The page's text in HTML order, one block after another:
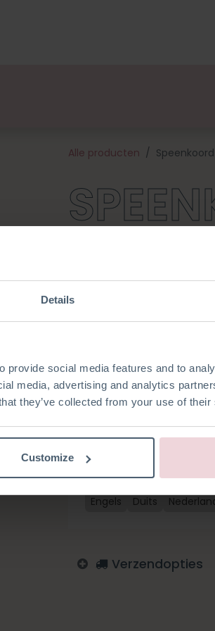
Details
provide social media features and to
media, advertising and analytics
they’ve collected from your use of
Customize
Alle producten
Geef je babycadeau een
de babycollectie! Dit pakket
katoen en alle fournituren
haaknaald). Het
is gemaakt met een
Toevoegen aan verlanglijst
Log in om te bestellen
Engels Duits
Verzendopties